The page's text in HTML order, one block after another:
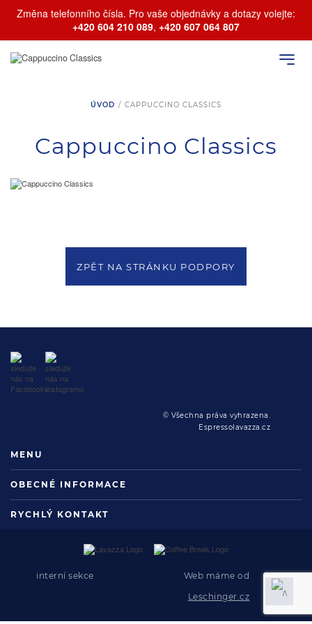
Změna telefonního čísla. Pro vaše objednávky a dotazy volejte:
+420 604 210 089, +420 607 064 807
ÚVOD / CAPPUCCINO CLASSICS
Cappuccino Classics
ZPĚT NA STRÁNKU PODPORY
© Všechna práva vyhrazena.
Espressolavazza.cz
MENU
OBECNÉ INFORMACE
RYCHLÝ KONTAKT
interní sekce
Web máme od
Leschinger.cz